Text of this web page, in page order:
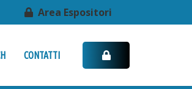
Area Espositori
CONTATTI